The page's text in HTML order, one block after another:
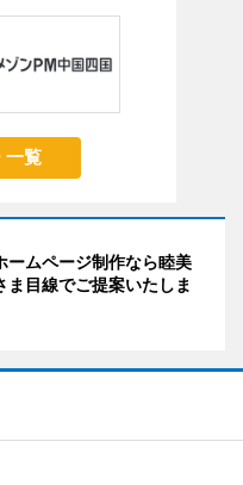
一覧
ームページ制作なら睦美
ま目線でご提案いたしま